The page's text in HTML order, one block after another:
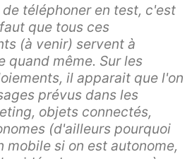
téléphoner en test, c'est
que tous ces
(à venir) servent à
quand même. Sur les
il apparait que l'on
prévus dans les
objets connectés,
(d'ailleurs pourquoi
mobile si on est autonome,